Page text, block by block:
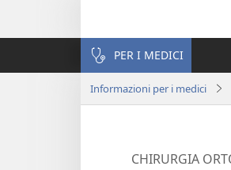
PER I MEDICI
Informazioni per i medici
CHIRURGIA